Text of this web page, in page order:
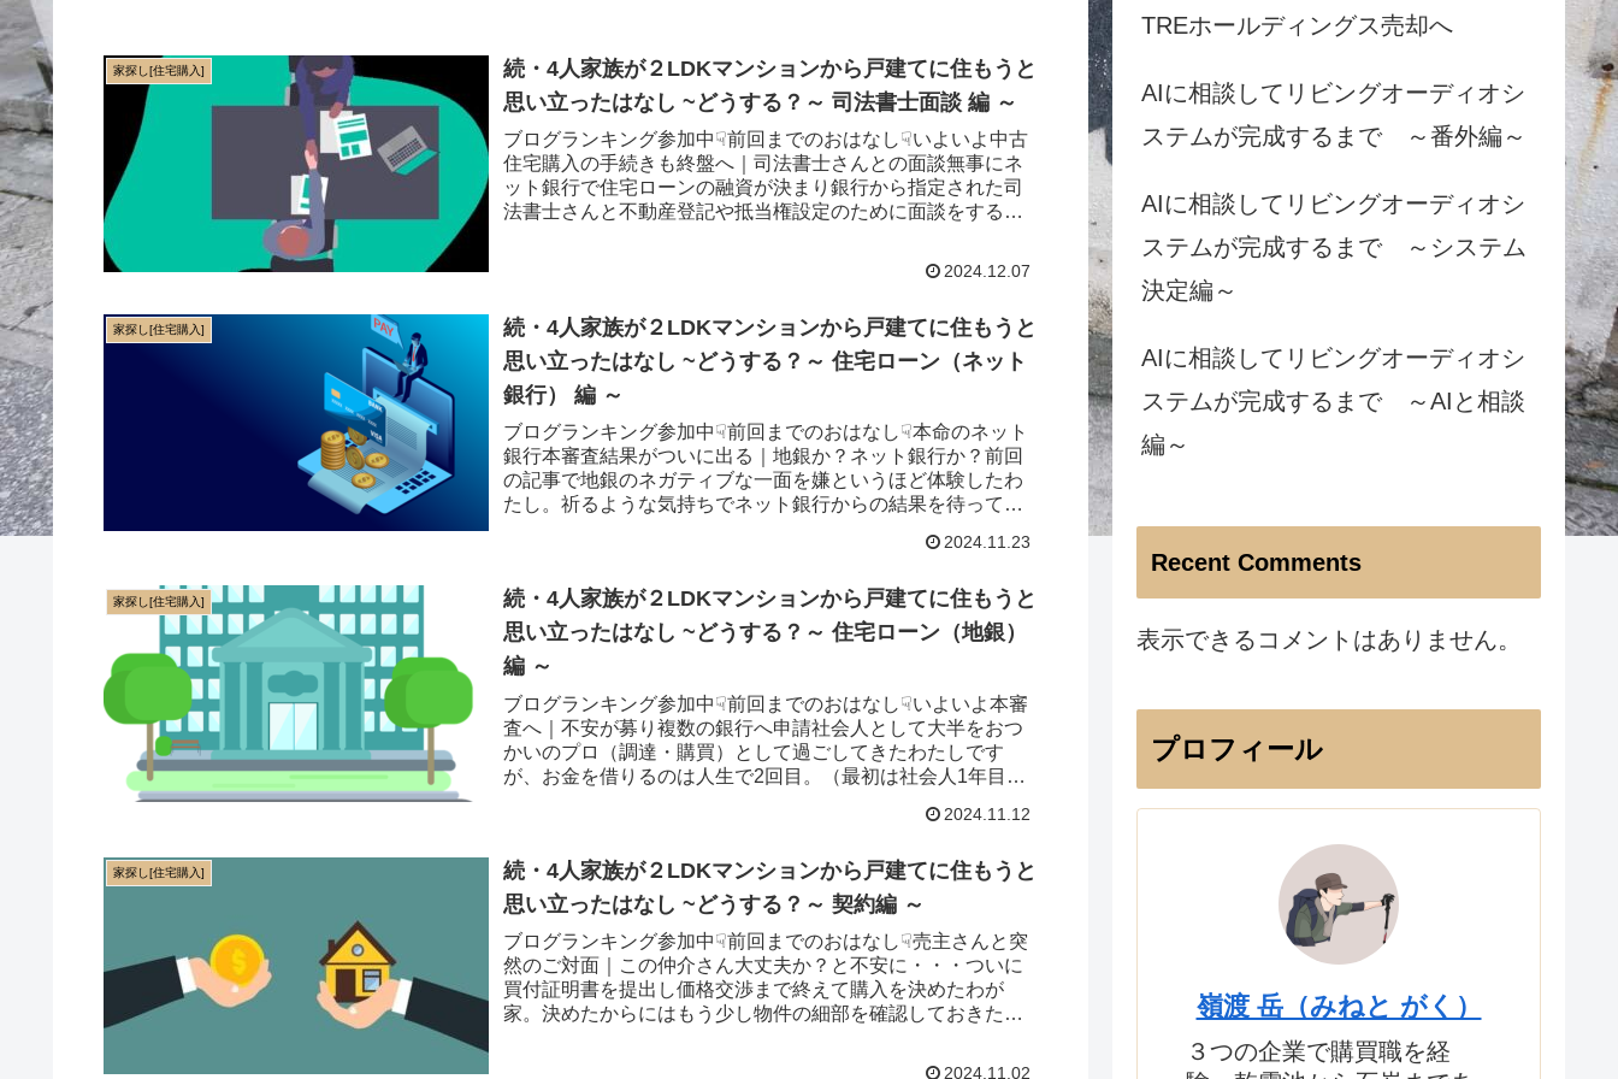
家探し[住宅購入]
続・4人家族が２LDKマンションから戸建てに住もうと
思い立ったはなし ~どうする？～ 司法書士面談 編 ～
ブログランキング参加中☟前回までのおはなし☟いよいよ中古
住宅購入の手続きも終盤へ｜司法書士さんとの面談無事にネ
ット銀行で住宅ローンの融資が決まり銀行から指定された司
法書士さんと不動産登記や抵当権設定のために面談をするこ
2024.12.07
家探し[住宅購入]
続・4人家族が２LDKマンションから戸建てに住もうと
思い立ったはなし ~どうする？～ 住宅ローン（ネット
銀行） 編 ～
ブログランキング参加中☟前回までのおはなし☟本命のネット
銀行本審査結果がついに出る｜地銀か？ネット銀行か？前回
の記事で地銀のネガティブな一面を嫌というほど体験したわ
たし。祈るような気持ちでネット銀行からの結果を待ってい
2024.11.23
家探し[住宅購入]
続・4人家族が２LDKマンションから戸建てに住もうと
思い立ったはなし ~どうする？～ 住宅ローン（地銀）
編 ～
ブログランキング参加中☟前回までのおはなし☟いよいよ本審
査へ｜不安が募り複数の銀行へ申請社会人として大半をおつ
かいのプロ（調達・購買）として過ごしてきたわたしです
が、お金を借りるのは人生で2回目。（最初は社会人1年目に
2024.11.12
家探し[住宅購入]
続・4人家族が２LDKマンションから戸建てに住もうと
思い立ったはなし ~どうする？～ 契約編 ～
ブログランキング参加中☟前回までのおはなし☟売主さんと突
然のご対面｜この仲介さん大丈夫か？と不安に・・・ついに
買付証明書を提出し価格交渉まで終えて購入を決めたわが
家。決めたからにはもう少し物件の細部を確認しておきたい
2024.11.02
TREホールディングス売却へ
AIに相談してリビングオーディオシ
ステムが完成するまで ～番外編～
AIに相談してリビングオーディオシ
ステムが完成するまで ～システム
決定編～
AIに相談してリビングオーディオシ
ステムが完成するまで ～AIと相談
編～
Recent Comments
表示できるコメントはありません。
プロフィール
嶺渡 岳（みねと がく）
３つの企業で購買職を経